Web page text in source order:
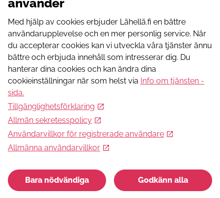
Timing
Nästa 1 händelse:
10.8.2026 10:00-11:30
Tillgänglighet
Arrangören garanterar inte tillgängligheten i lokalen
Adressinformation
73500 Juankoski
Timing
Nästa 1 händelse:
20.8.2026 07:00-09:00
Tillgänglighet
Arrangören garanterar inte tillgängligheten i lokalen
Adressinformation
Timing
Nästa 1 händelse:
använder
Med hjälp av cookies erbjuder Lähellä.fi en bättre
användarupplevelse och en mer personlig service. När
du accepterar cookies kan vi utveckla våra tjänster ännu
bättre och erbjuda innehåll som intresserar dig. Du
hanterar dina cookies och kan ändra dina
cookieinställningar när som helst via Info om tjänsten -
sida.
Tillgänglighetsförklaring
Allmän sekretesspolicy
Användarvillkor för registrerade användare
Allmänna användarvillkor
Bara nödvändiga Godkänn alla